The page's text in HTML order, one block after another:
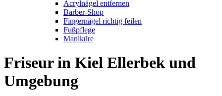
Acrylnägel entfernen
Barber-Shop
Fingernägel richtig feilen
Fußpflege
Maniküre
Friseur in Kiel Ellerbek und
Umgebung